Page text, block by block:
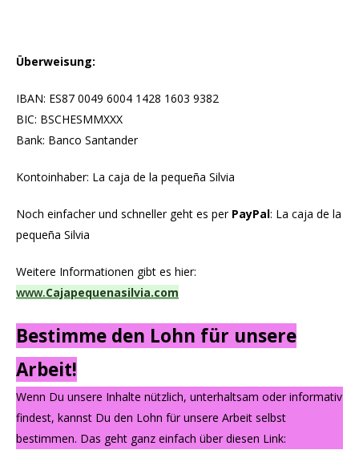
Überweisung:
IBAN: ES87 0049 6004 1428 1603 9382
BIC: BSCHESMMXXX
Bank: Banco Santander
Kontoinhaber: La caja de la pequeña Silvia
Noch einfacher und schneller geht es per PayPal: La caja de la
pequeña Silvia
Weitere Informationen gibt es hier:
www.Cajapequenasilvia.com
Bestimme den Lohn für unsere
Arbeit!
Wenn Du unsere Inhalte nützlich, unterhaltsam oder informativ
findest, kannst Du den Lohn für unsere Arbeit selbst
bestimmen. Das geht ganz einfach über diesen Link: